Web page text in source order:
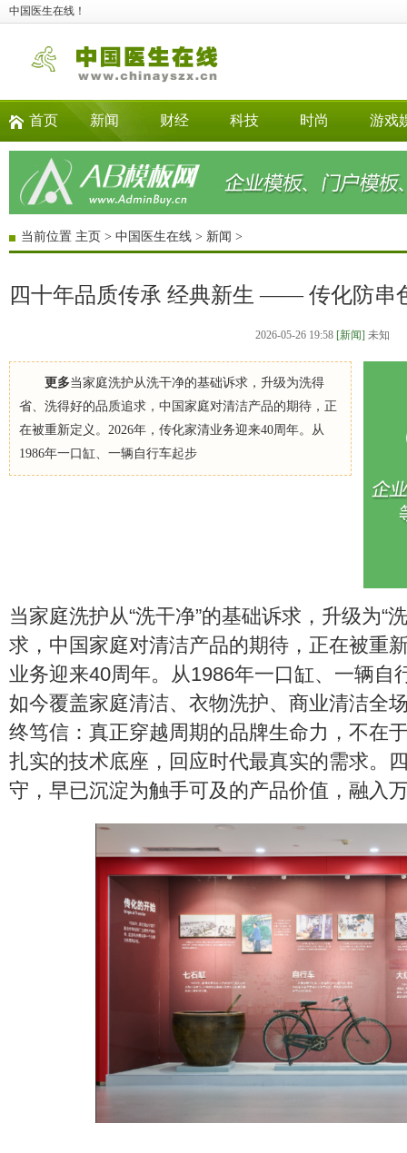
中国医生在线！
首页 新闻 财经 科技 时尚 游戏
当前位置 主页 > 中国医生在线 > 新闻 >
四十年品质传承 经典新生 —— 传化防串
2026-05-26 19:58 [新闻] 未知
更多当家庭洗护从洗干净的基础诉求，升级为洗得
省、洗得好的品质追求，中国家庭对清洁产品的期待，正
在被重新定义。2026年，传化家清业务迎来40周年。从
1986年一口缸、一辆自行车起步
当家庭洗护从“洗干净”的基础诉求，升级为“
求，中国家庭对清洁产品的期待，正在被重
业务迎来40周年。从1986年一口缸、一辆自
如今覆盖家庭清洁、衣物洗护、商业清洁全
终笃信：真正穿越周期的品牌生命力，不在
扎实的技术底座，回应时代最真实的需求。
守，早已沉淀为触手可及的产品价值，融入